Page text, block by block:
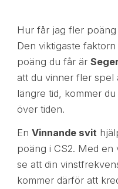
Hur får jag fler poäng
Den viktigaste
poäng du får är
att du vinner fler spel
längre tid, kommer
över tiden.
En Vinnande svit
poäng i CS2. Med en
se att din
kommer därför att